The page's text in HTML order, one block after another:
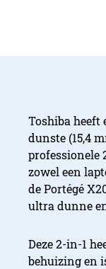
Toshiba heeft
dunste (15,4
professionele
zowel een
de Portégé
ultra dunne
Deze 2-in-1
behuizing en